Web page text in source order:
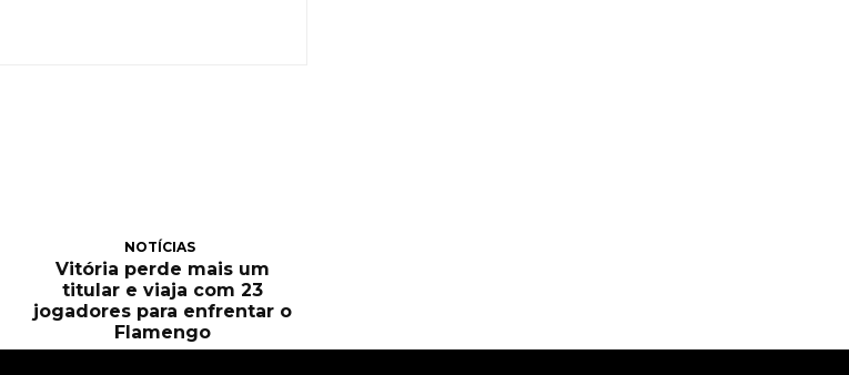
NOTÍCIAS
Vitória perde mais um
titular e viaja com 23
jogadores para enfrentar o
Flamengo